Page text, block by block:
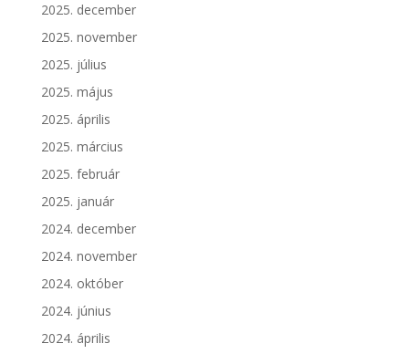
2025. december
2025. november
2025. július
2025. május
2025. április
2025. március
2025. február
2025. január
2024. december
2024. november
2024. október
2024. június
2024. április